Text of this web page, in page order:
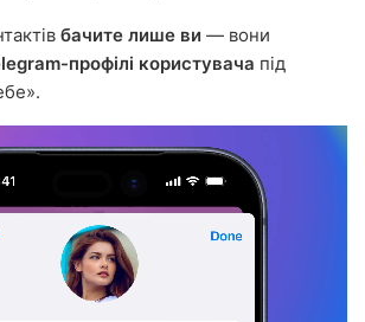
бачите лише ви — вони
профілі користувача під